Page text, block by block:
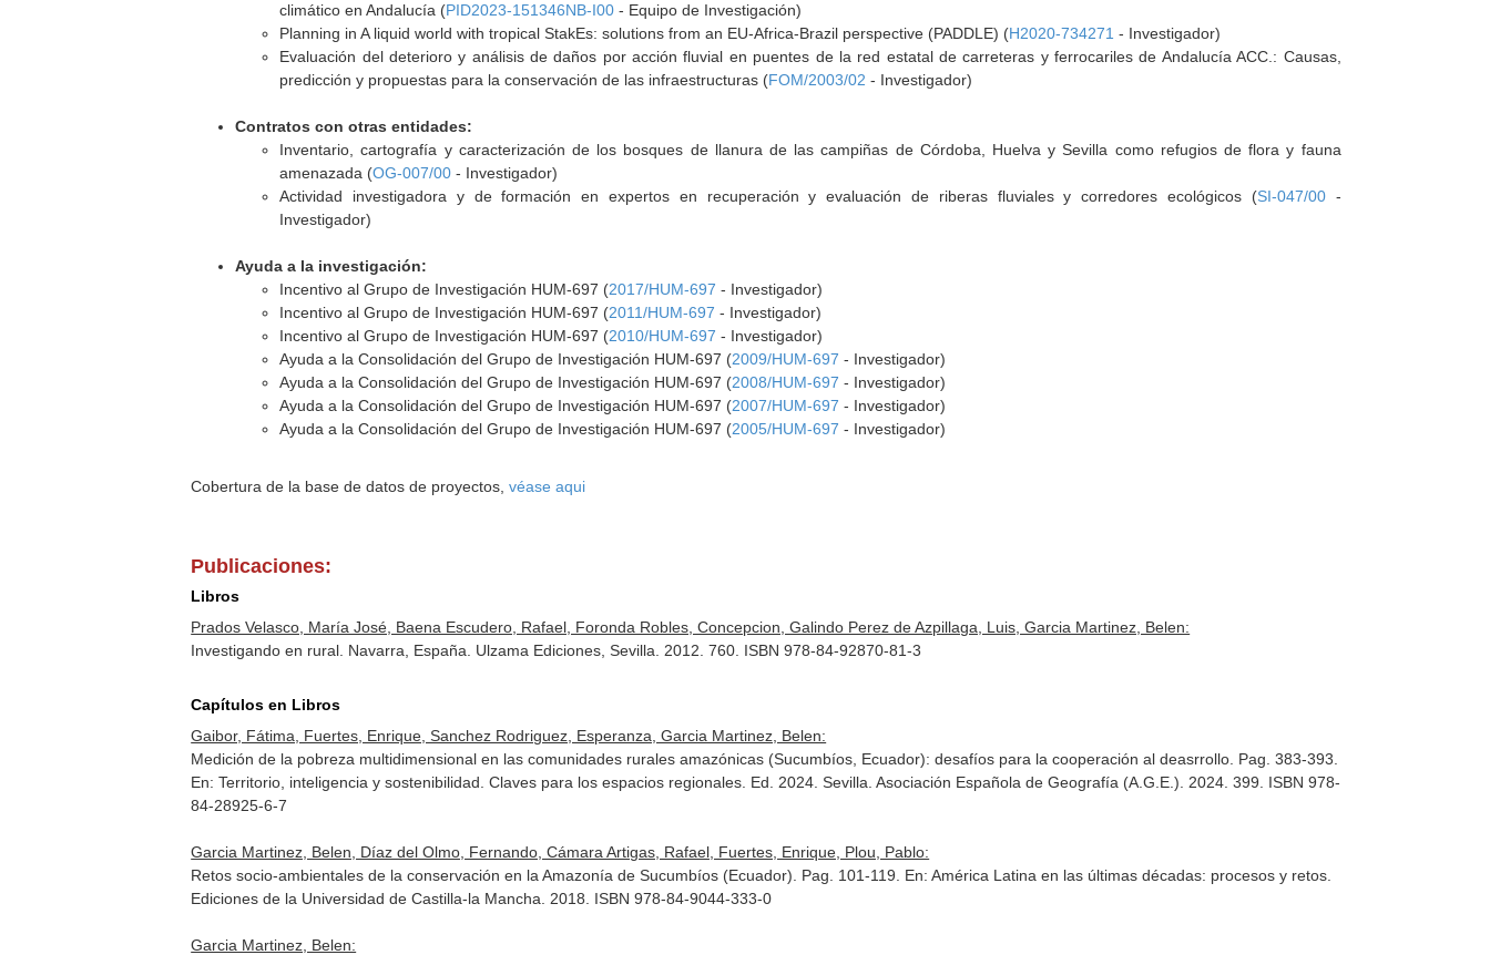
climático en Andalucía (PID2023-151346NB-I00 - Equipo de Investigación)
Planning in A liquid world with tropical StakEs: solutions from an EU-Africa-Brazil perspective (PADDLE) (H2020-734271 - Investigador)
Evaluación del deterioro y análisis de daños por acción fluvial en puentes de la red estatal de carreteras y ferrocariles de Andalucía ACC.: Causas,
predicción y propuestas para la conservación de las infraestructuras (FOM/2003/02 - Investigador)
Contratos con otras entidades:
Inventario, cartografía y caracterización de los bosques de llanura de las campiñas de Córdoba, Huelva y Sevilla como refugios de flora y fauna
amenazada (OG-007/00 - Investigador)
Actividad investigadora y de formación en expertos en recuperación y evaluación de riberas fluviales y corredores ecológicos (SI-047/00-
Investigador)
Ayuda a la investigación:
Incentivo al Grupo de Investigación HUM-697 (2017/HUM-697 - Investigador)
Incentivo al Grupo de Investigación HUM-697 (2011/HUM-697 - Investigador)
Incentivo al Grupo de Investigación HUM-697 (2010/HUM-697 - Investigador)
Ayuda a la Consolidación del Grupo de Investigación HUM-697 (2009/HUM-697 - Investigador)
Ayuda a la Consolidación del Grupo de Investigación HUM-697 (2008/HUM-697 - Investigador)
Ayuda a la Consolidación del Grupo de Investigación HUM-697 (2007/HUM-697 - Investigador)
Ayuda a la Consolidación del Grupo de Investigación HUM-697 (2005/HUM-697 - Investigador)
Cobertura de la base de datos de proyectos,véase aqui
Publicaciones:
Libros
Prados Velasco, María José, Baena Escudero, Rafael, Foronda Robles, Concepcion, Galindo Perez de Azpillaga, Luis, Garcia Martinez, Belen:
Investigando en rural. Navarra, España. Ulzama Ediciones, Sevilla. 2012. 760. ISBN 978-84-92870-81-3
Capítulos en Libros
Gaibor, Fátima, Fuertes, Enrique, Sanchez Rodriguez, Esperanza, Garcia Martinez, Belen:
Medición de la pobreza multidimensional en las comunidades rurales amazónicas (Sucumbíos, Ecuador): desafíos para la cooperación al deasrrollo. Pag. 383-393.
En: Territorio, inteligencia y sostenibilidad. Claves para los espacios regionales . Ed. 2024. Sevilla. Asociación Española de Geografía (A.G.E.). 2024. 399. ISBN 978-
84-28925-6-7
Garcia Martinez, Belen, Díaz del Olmo, Fernando, Cámara Artigas, Rafael, Fuertes, Enrique, Plou, Pablo:
Retos socio-ambientales de la conservación en la Amazonía de Sucumbíos (Ecuador). Pag. 101-119. En: América Latina en las últimas décadas: procesos y retos
Ediciones de la Universidad de Castilla-la Mancha. 2018. ISBN 978-84-9044-333-0
Garcia Martinez, Belen: